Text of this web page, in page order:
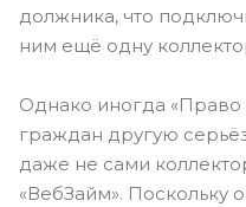
должника, что
ним ещё одну
Однако иногда «Право
граждан другую
даже не сами
«ВебЗайм».